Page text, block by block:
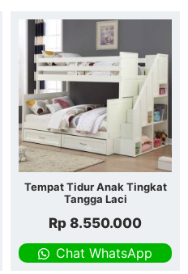
Tempat Tidur Anak Tingkat
Tangga Laci
Rp 8.550.000
Chat WhatsApp